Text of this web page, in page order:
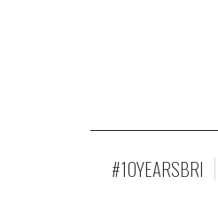
#10YEARSBRI